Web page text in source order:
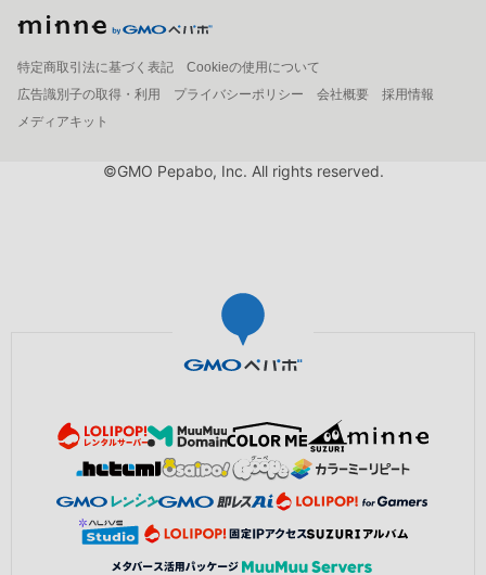
特定商取引法に基づく表記
Cookieの使用について
広告識別子の取得・利用
プライバシーポリシー 会社概要
採用情報
メディアキット
©GMO Pepabo, Inc. All rights reserved.